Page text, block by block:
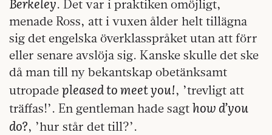
. Det var i praktiken omöjligt,
menade Ross, att i vuxen ålder helt tillägna
sig det engelska överklasspråket utan att förr
eller senare avslöja sig. Kanske skulle det ske
då man till ny bekantskap obetänksamt
utropade pleased to meet you!, ’trevligt att
träffas!’. En gentleman hade sagt how d’you
do?, ’hur står det till?’.